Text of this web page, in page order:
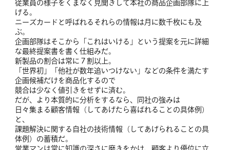
従業員の様子をくまなく見聞きして本社の商品企画部隊に上
げる。
ニーズカードと呼ばれるそれらの情報は月に数千枚にも及
ぶ。
企画部隊はそこから「これはいける」という提案を元に詳細
な最終提案書を書く仕組みだ。
新製品の割合は常に７割以上。
「世界初」「他社が数年追いつけない」などの条件を満たす
企画候補だけを商品化するので
競合は少なく値引きをせずに済む。
だが、より本質的に分析をするなら、同社の強みは
日々集まる顧客情報（してあげたら喜ばれることの具体例）
と、
課題解決に関する自社の技術情報（してあげられることの具
体例）の蓄積だ。